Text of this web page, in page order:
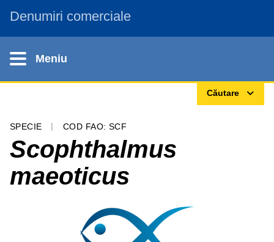
Denumiri comerciale
Meniu
Căutare
SPECIE COD FAO: SCF
Scophthalmus
maeoticus